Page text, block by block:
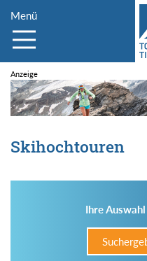
Menü
Skihochtouren
Ihre